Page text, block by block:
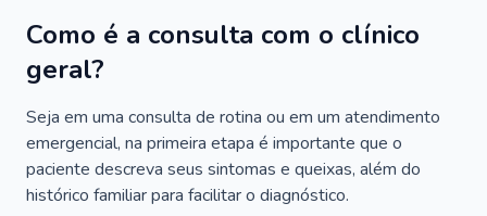
Como é a consulta com o clínico
geral?
Seja em uma consulta de rotina ou em um atendimento
emergencial, na primeira etapa é importante que o
paciente descreva seus sintomas e queixas, além do
histórico familiar para facilitar o diagnóstico.